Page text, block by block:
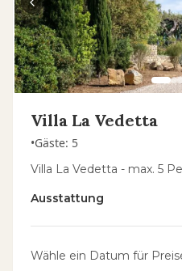
Villa La Vedetta
•Gäste: 5
Villa La Vedetta - max. 5
Ausstattung
Wähle ein Datum für